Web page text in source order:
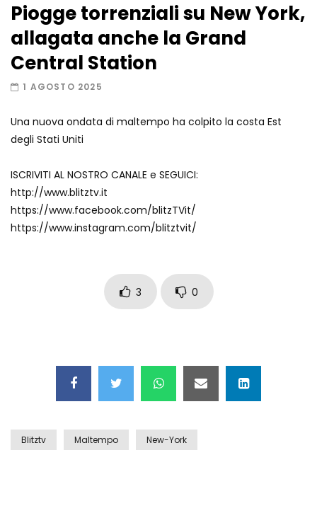
Amiocuggino fa saltare in aria il drone
Record di baci in 30 secondi
Due navi USA si scontrano in mare
incidente
Piogge torrenziali su New York,
allagata anche la Grand
Central Station
1 AGOSTO 2025
Una nuova ondata di maltempo ha colpito la costa Est
degli Stati Uniti
ISCRIVITI AL NOSTRO CANALE e SEGUICI:
http://www.blitztv.it
https://www.facebook.com/blitzTVit/
https://www.instagram.com/blitztvit/
3 0
Blitztv Maltempo New-York